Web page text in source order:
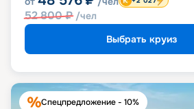
52 800₽ /чел
Выбрать круиз
Спецпредложение - 10%